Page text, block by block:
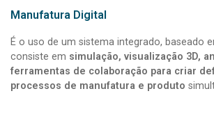
Manufatura Digital
É o uso de um sistema integrado, baseado
consiste em simulação, visualização 3D,
ferramentas de colaboração para criar
processos de manufatura e produto